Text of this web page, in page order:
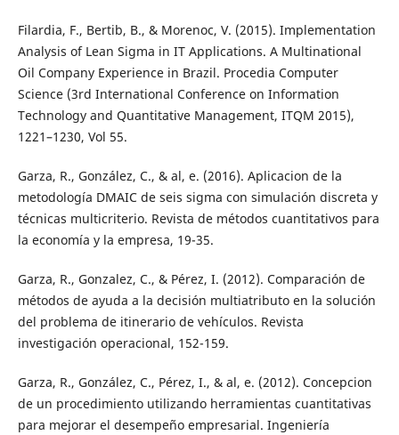
Filardia, F., Bertib, B., & Morenoc, V. (2015). Implementation
Analysis of Lean Sigma in IT Applications. A Multinational
Oil Company Experience in Brazil. Procedia Computer
Science (3rd International Conference on Information
Technology and Quantitative Management, ITQM 2015),
1221–1230, Vol 55.
Garza, R., González, C., & al, e. (2016). Aplicacion de la
metodología DMAIC de seis sigma con simulación discreta y
técnicas multicriterio. Revista de métodos cuantitativos para
la economía y la empresa, 19-35.
Garza, R., Gonzalez, C., & Pérez, I. (2012). Comparación de
métodos de ayuda a la decisión multiatributo en la solución
del problema de itinerario de vehículos. Revista
investigación operacional, 152-159.
Garza, R., González, C., Pérez, I., & al, e. (2012). Concepcion
de un procedimiento utilizando herramientas cuantitativas
para mejorar el desempeño empresarial. Ingeniería